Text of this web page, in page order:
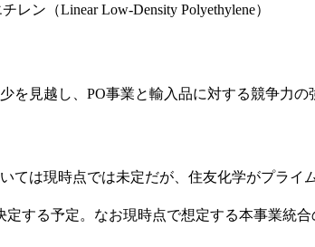
ン（Linear Low-Density Polyethylene）
を見越し、PO事業と輸入品に対する競争力の
ては現時点では未定だが、住友化学がプラ
する予定。なお現時点で想定する本事業統合